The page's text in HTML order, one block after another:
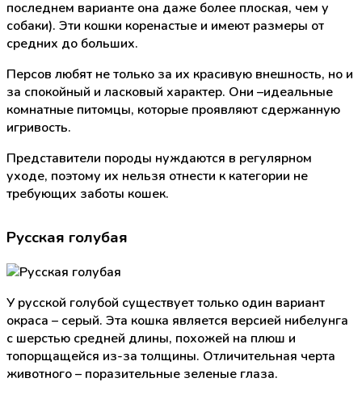
последнем варианте она даже более плоская, чем у
собаки). Эти кошки коренастые и имеют размеры от
средних до больших.
Персов любят не только за их красивую внешность, но и
за спокойный и ласковый характер. Они –идеальные
комнатные питомцы, которые проявляют сдержанную
игривость.
Представители породы нуждаются в регулярном
уходе, поэтому их нельзя отнести к категории не
требующих заботы кошек.
Русская голубая
У русской голубой существует только один вариант
окраса – серый. Эта кошка является версией нибелунга
с шерстью средней длины, похожей на плюш и
топорщащейся из-за толщины. Отличительная черта
животного – поразительные зеленые глаза.